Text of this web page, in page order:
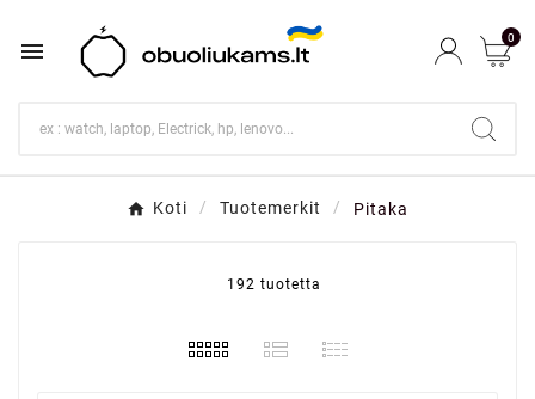
 0
Koti Tuotemerkit Pitaka
192 tuotetta